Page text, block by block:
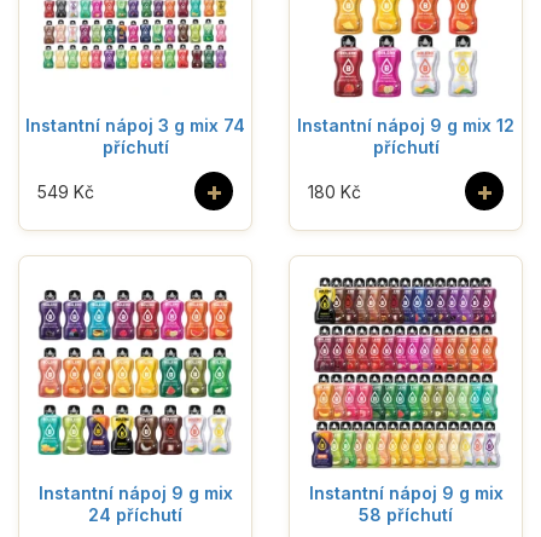
Instantní nápoj 3 g mix 74
příchutí
+
549 Kč
Instantní nápoj 9 g mix 12
příchutí
+
180 Kč
Instantní nápoj 9 g mix
24 příchutí
Instantní nápoj 9 g mix
58 příchutí